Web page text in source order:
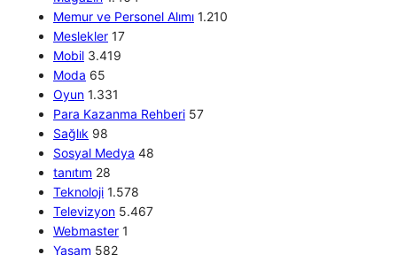
Memur ve Personel Alımı 1.210
Meslekler 17
Mobil 3.419
Moda 65
Oyun 1.331
Para Kazanma Rehberi 57
Sağlık 98
Sosyal Medya 48
tanıtım 28
Teknoloji 1.578
Televizyon 5.467
Webmaster 1
Yaşam 582